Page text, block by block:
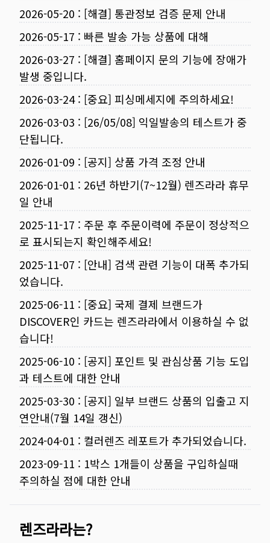
2026-05-20 : [해결] 통관정보 검증 문제 안내
2026-05-17 : 빠른 발송 가능 상품에 대해
2026-03-27 : [해결] 홈페이지 문의 기능에 장애가
발생 중입니다.
2026-03-24: [중요] 피싱메세지에 주의하세요!
2026-03-03 : [26/05/08] 익일발송의 테스트가 중
단됩니다.
2026-01-09 : [공지] 상품 가격 조정 안내
2026-01-01 : 26년 하반기(7~12월) 렌즈라라 휴무
일 안내
2025-11-17 : 주문 후 주문이력에 주문이 정상적으
로 표시되는지 확인해주세요!
2025-11-07 : [안내] 검색 관련 기능이 대폭 추가되
었습니다.
2025-06-11 : [중요] 국제 결제 브랜드가
DISCOVER인 카드는 렌즈라라에서 이용하실 수 없
습니다!
2025-06-10 : [공지] 포인트 및 관심상품 기능 도입
과 테스트에 대한 안내
2025-03-30 : [공지] 일부 브랜드 상품의 입출고 지
연안내(7월 14일 갱신)
2024-04-01 : 컬러렌즈 레포트가 추가되었습니다.
2023-09-11 : 1박스 1개들이 상품을 구입하실때
주의하실 점에 대한 안내
렌즈라라는?